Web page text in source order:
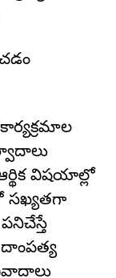
విషయాల్లో
సఖ్యతగా
దాంపత్య